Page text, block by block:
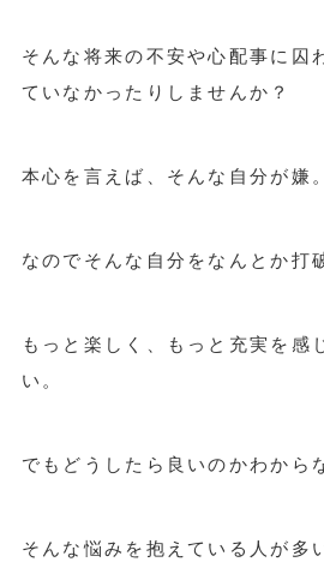
そんな将来の不安や心配事に囚
ていなかったりしませんか？
本心を言えば、そんな自分が嫌。
なのでそんな自分をなんとか打
もっと楽しく、もっと充実を感
い。
でもどうしたら良いのかわから
そんな悩みを抱えている人が多